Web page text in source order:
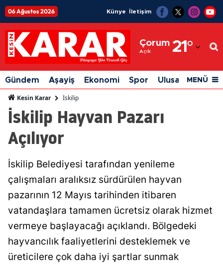
06 Ağustos 2026 Künye İletişim
Çorum
Açık 21°
Adıyaman
Afyonkarahisar
Ağrı
Amasya
Aydın
Balıkesir
Bilecik
Bingöl
Gündem Aşayiş Ekonomi Spor Ulusal Siyaset
MENÜ
Kesin Karar İskilip
İskilip Hayvan Pazarı
Açılıyor
İskilip Belediyesi tarafından yenileme
çalışmaları aralıksız sürdürülen hayvan
pazarının 12 Mayıs tarihinden itibaren
vatandaşlara tamamen ücretsiz olarak hizmet
vermeye başlayacağı açıklandı. Bölgedeki
hayvancılık faaliyetlerini desteklemek ve
üreticilere çok daha iyi şartlar sunmak